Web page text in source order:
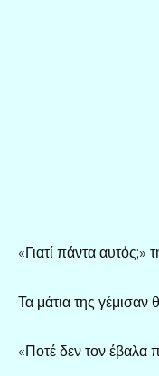
«Γιατί πάντα
Τα μάτια της γέμισαν
«Ποτέ δεν τον έβαλα